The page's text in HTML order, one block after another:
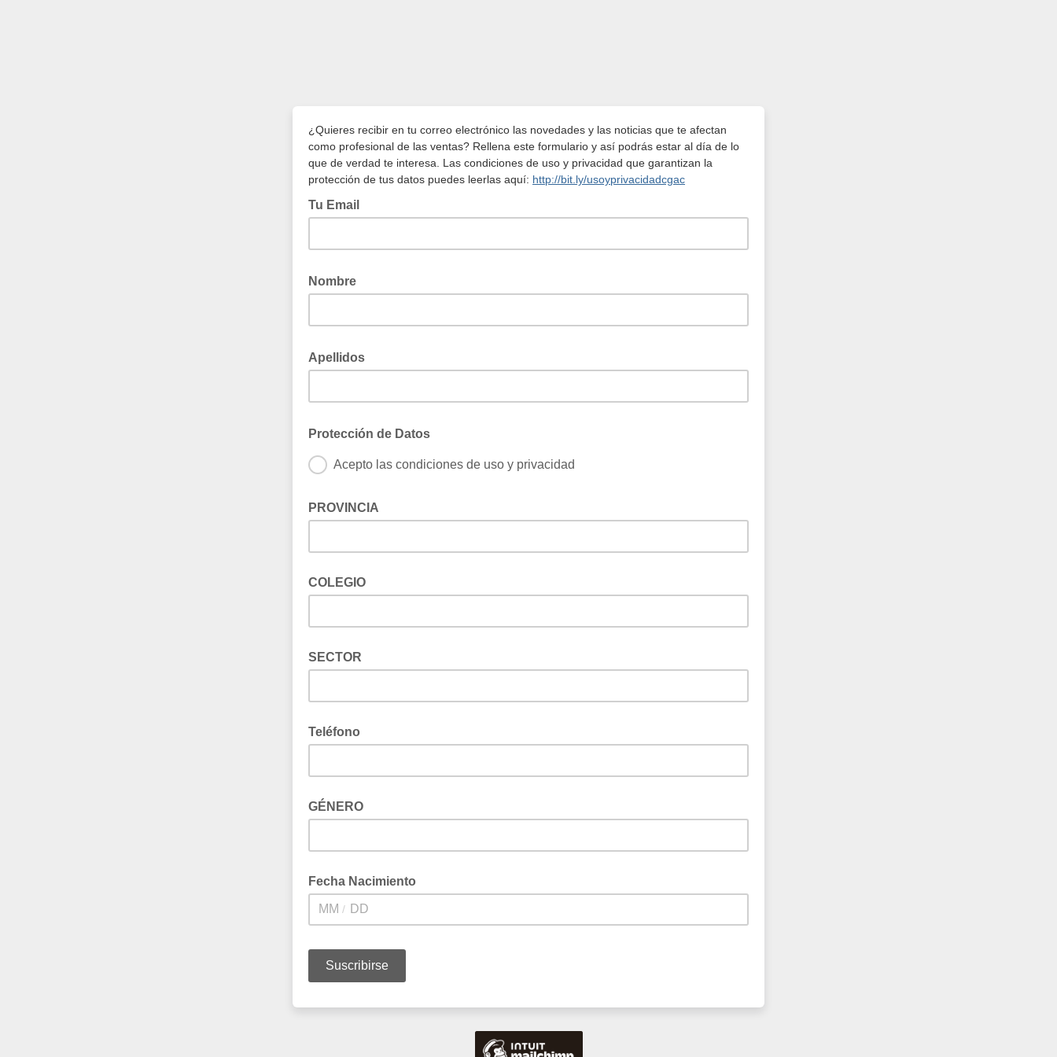
¿Quieres recibir en tu correo electrónico las novedades y las noticias que te afectan
como profesional de las ventas? Rellena este formulario y así podrás estar al día de lo
que de verdad te interesa. Las condiciones de uso y privacidad que garantizan la
protección de tus datos puedes leerlas aquí: http://bit.ly/usoyprivacidadcgac
Tu Email
Nombre
Apellidos
Protección de Datos
Acepto las condiciones de uso y privacidad
PROVINCIA
COLEGIO
SECTOR
Teléfono
GÉNERO
Fecha Nacimiento
/